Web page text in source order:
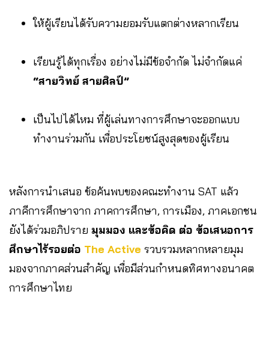
ให้ผู้เรียนได้รับความยอมรับแตกต่างหลากเรียน
เรียนรู้ได้ทุกเรื่อง อย่างไม่มีข้อจำกัด ไม่จำกัดแค่
“สายวิทย์ สายศิลป์”
เป็นไปได้ไหม ที่ผู้เล่นทางการศึกษาจะออกแบบ
ทำงานร่วมกัน เพื่อประโยชน์สูงสุดของผู้เรียน
หลังการนำเสนอ ข้อค้นพบของคณะทำงาน SAT แล้ว
ภาคีการศึกษาจาก ภาคการศึกษา, การเมือง, ภาคเอกชน
ยังได้ร่วมอภิปราย มุมมอง และข้อคิด ต่อ ข้อเสนอการ
ศึกษาไร้รอยต่อ The Active รวบรวมหลากหลายมุม
มองจากภาคส่วนสำคัญ เพื่อมีส่วนกำหนดทิศทางอนาคต
การศึกษาไทย